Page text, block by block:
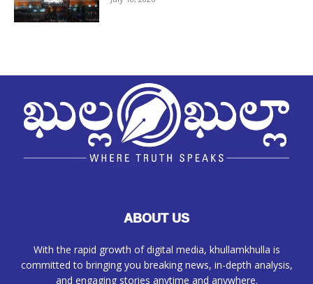
ABOUT US
With the rapid growth of digital media, khullamkhulla is
committed to bringing you breaking news, in-depth analysis,
and engaging stories anytime and anywhere.